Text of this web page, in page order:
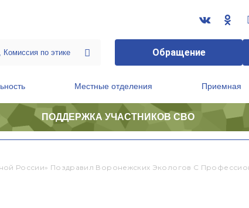
Обращение
Местные отделения Приемная
ПОДДЕРЖКА УЧАСТНИКОВ СВО
России» Поздравил Воронежских Экологов С